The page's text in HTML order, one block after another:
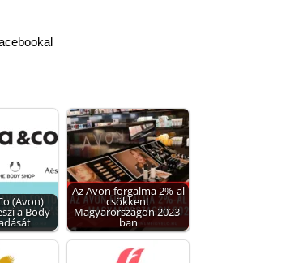
(Avon)
a Body
Az Avon forgalma 2%-al
csökkent
Magyarországon 2023-
ban